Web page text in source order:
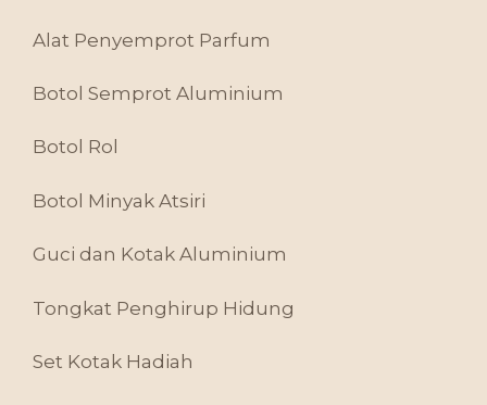
Alat Penyemprot Parfum
Botol Semprot Aluminium
Botol Rol
Botol Minyak Atsiri
Guci dan Kotak Aluminium
Tongkat Penghirup Hidung
Set Kotak Hadiah